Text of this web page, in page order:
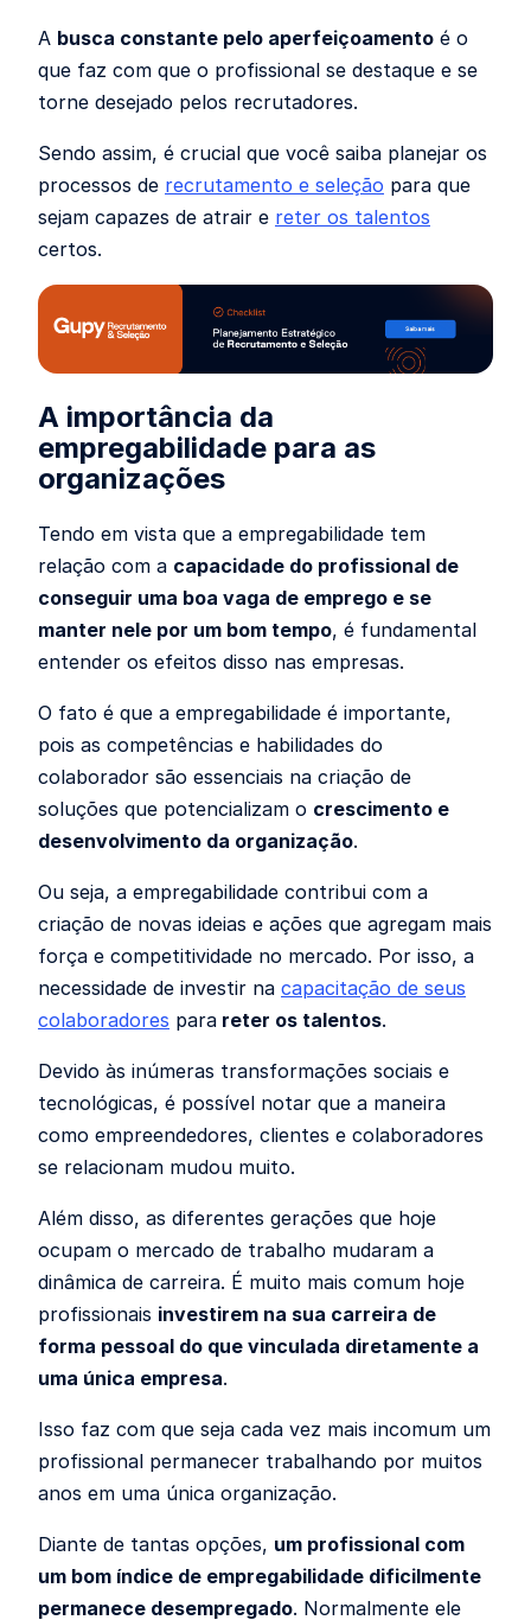
A busca constante pelo aperfeiçoamento é o
que faz com que o profissional se destaque e se
torne desejado pelos recrutadores.
Sendo assim, é crucial que você saiba planejar os
processos de recrutamento e seleção para que
sejam capazes de atrair e reter os talentos
certos.
A importância da
empregabilidade para as
organizações
Tendo em vista que a empregabilidade tem
relação com a capacidade do profissional de
conseguir uma boa vaga de emprego e se
manter nele por um bom tempo, é fundamental
entender os efeitos disso nas empresas.
O fato é que a empregabilidade é importante,
pois as competências e habilidades do
colaborador são essenciais na criação de
soluções que potencializam o crescimento e
desenvolvimento da organização.
Ou seja, a empregabilidade contribui com a
criação de novas ideias e ações que agregam mais
força e competitividade no mercado. Por isso, a
necessidade de investir na capacitação de seus
colaboradores para reter os talentos.
Devido às inúmeras transformações sociais e
tecnológicas, é possível notar que a maneira
como empreendedores, clientes e colaboradores
se relacionam mudou muito.
Além disso, as diferentes gerações que hoje
ocupam o mercado de trabalho mudaram a
dinâmica de carreira. É muito mais comum hoje
profissionais investirem na sua carreira de
forma pessoal do que vinculada diretamente a
uma única empresa.
Isso faz com que seja cada vez mais incomum um
profissional permanecer trabalhando por muitos
anos em uma única organização.
Diante de tantas opções, um profissional com
um bom índice de empregabilidade dificilmente
permanece desempregado. Normalmente ele